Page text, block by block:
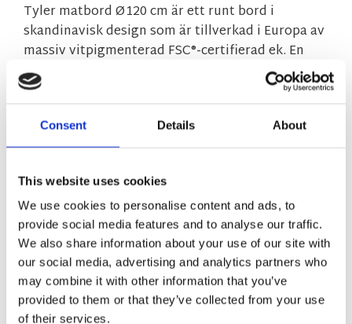
Consent Details About
This website uses cookies
We use cookies to personalise content and ads, to
provide social media features and to analyse our traffic.
We also share information about your use of our site with
our social media, advertising and analytics partners who
may combine it with other information that you’ve
provided to them or that they’ve collected from your use
of their services.
Tyler matbord Ø120 cm är ett runt bord i
skandinavisk design som är tillverkad i Europa av
massiv vitpigmenterad FSC®-certifierad ek. En
iläggsskiva ingår när du köper bordet och det går
att köpa till ytterligare en iläggsskiva à 45 cm,
flera storlekar.
MÅTT OCH SPECIFIKATIONER
skotselrad.pdf
tyler-monteringsanvisning.pdf
Visa alla produkter från Rowico Home